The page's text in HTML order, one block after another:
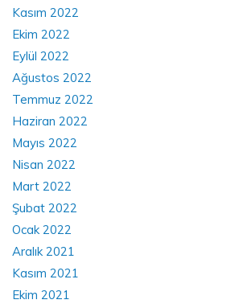
Kasım 2022
Ekim 2022
Eylül 2022
Ağustos 2022
Temmuz 2022
Haziran 2022
Mayıs 2022
Nisan 2022
Mart 2022
Şubat 2022
Ocak 2022
Aralık 2021
Kasım 2021
Ekim 2021